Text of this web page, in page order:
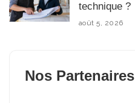
technique ?
août 5, 2026
Nos Partenaires